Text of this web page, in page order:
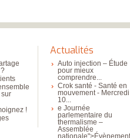
!
Actualités
Auto injection – Étude
pour mieux
comprendre...
Crok santé - Santé en
mouvement - Mercredi
10...
e Journée
parlementaire du
thermalisme –
Assemblée